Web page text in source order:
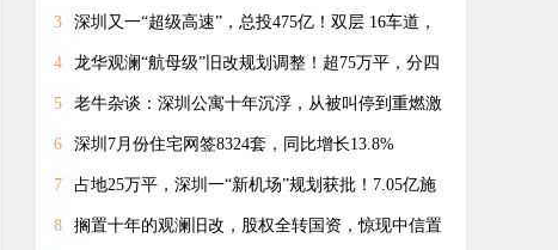
体！
3 深圳又一“超级高速”，总投475亿！双层 16车道，
经龙岗龙华宝安
4 龙华观澜“航母级”旧改规划调整！超75万平，分四
期开发
5 老牛杂谈：深圳公寓十年沉浮，从被叫停到重燃激
情
6 深圳7月份住宅网签8324套，同比增长13.8%
7 占地25万平，深圳一“新机场”规划获批！7.05亿施
工合同落定
8 搁置十年的观澜旧改，股权全转国资，惊现中信置